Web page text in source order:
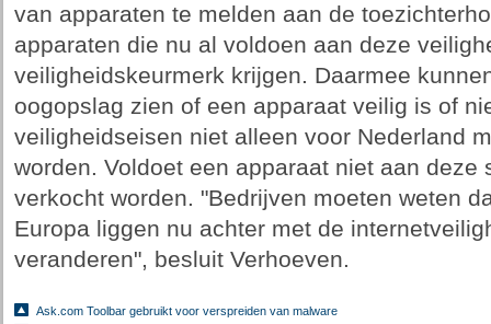
van apparaten te melden aan de
apparaten die nu al voldoen aan deze
veiligheidskeurmerk krijgen. Daarmee
oogopslag zien of een apparaat veilig is of
veiligheidseisen niet alleen voor Nederland
worden. Voldoet een apparaat niet aan deze
verkocht worden. "Bedrijven moeten weten
Europa liggen nu achter met de
veranderen", besluit Verhoeven.
Ask.com Toolbar gebruikt voor verspreiden van malware